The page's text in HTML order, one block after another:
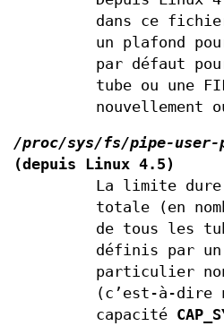
dans ce
un plafond
par défaut
tube ou une
nouvellement
/proc/sys/fs/pipe-user-
(depuis Linux 4.5)
La limite
totale (en
de tous les
définis par
particulier
(c’est-à-dire
capacité